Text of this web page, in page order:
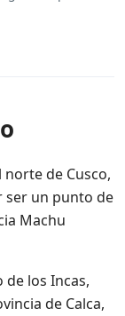
de Cusco,
ser un punto de
Machu
de los Incas,
de Calca,